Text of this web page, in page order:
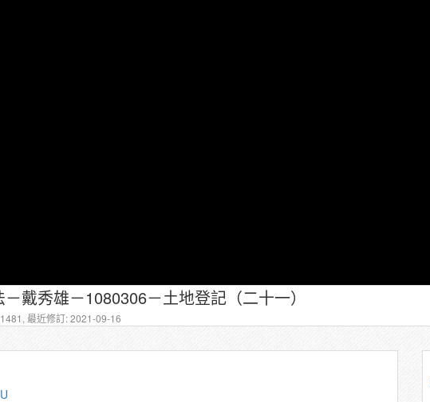
戴秀雄－1080306－土地登記（二十一）
最近修訂: 2021-09-16